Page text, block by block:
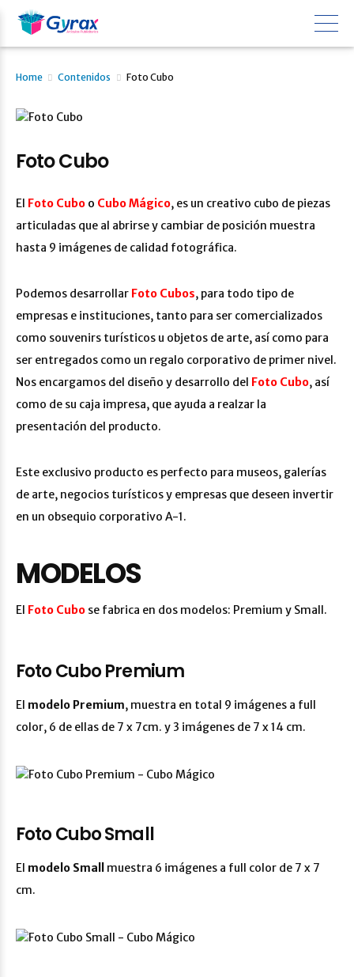
Home Contenidos Foto Cubo
Foto Cubo
El Foto Cubo o Cubo Mágico, es un creativo cubo de piezas
articuladas que al abrirse y cambiar de posición muestra
hasta 9 imágenes de calidad fotográfica.
Podemos desarrollar Foto Cubos, para todo tipo de
empresas e instituciones, tanto para ser comercializados
como souvenirs turísticos u objetos de arte, así como para
ser entregados como un regalo corporativo de primer nivel.
Nos encargamos del diseño y desarrollo del Foto Cubo, así
como de su caja impresa, que ayuda a realzar la
presentación del producto.
Este exclusivo producto es perfecto para museos, galerías
de arte, negocios turísticos y empresas que deseen invertir
en un obsequio corporativo A-1.
MODELOS
El Foto Cubo se fabrica en dos modelos: Premium y Small.
Foto Cubo Premium
El modelo Premium, muestra en total 9 imágenes a full
color, 6 de ellas de 7 x 7cm. y 3 imágenes de 7 x 14 cm.
Foto Cubo Small
El modelo Small
muestra 6 imágenes a full color de 7 x 7
cm.